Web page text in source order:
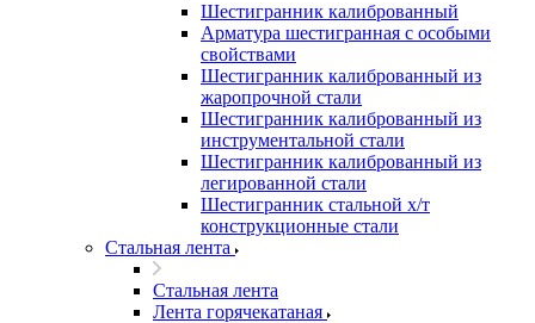
Шестигранник калиброванный
Арматура шестигранная с особыми
свойствами
Шестигранник калиброванный из
жаропрочной стали
Шестигранник калиброванный из
инструментальной стали
Шестигранник калиброванный из
легированной стали
Шестигранник стальной х/т
конструкционные стали
Стальная лента
Стальная лента
Лента горячекатаная